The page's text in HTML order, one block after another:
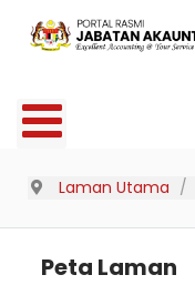
Laman Utama
Peta Laman